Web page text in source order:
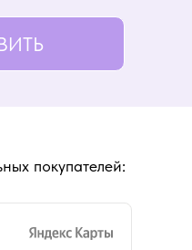
покупателей: